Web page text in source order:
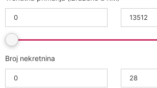
Broj nekretnina